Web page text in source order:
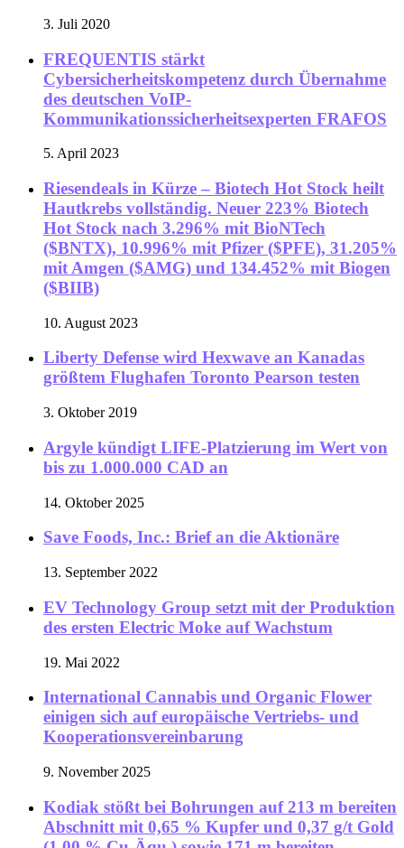
3. Juli 2020
FREQUENTIS stärkt
Cybersicherheitskompetenz durch Übernahme
des deutschen VoIP-
Kommunikationssicherheitsexperten FRAFOS
5. April 2023
Riesendeals in Kürze – Biotech Hot Stock heilt
Hautkrebs vollständig. Neuer 223% Biotech
Hot Stock nach 3.296% mit BioNTech
($BNTX), 10.996% mit Pfizer ($PFE), 31.205%
mit Amgen ($AMG) und 134.452% mit Biogen
($BIIB)
10. August 2023
Liberty Defense wird Hexwave an Kanadas
größtem Flughafen Toronto Pearson testen
3. Oktober 2019
Argyle kündigt LIFE-Platzierung im Wert von
bis zu 1.000.000 CAD an
14. Oktober 2025
Save Foods, Inc.: Brief an die Aktionäre
13. September 2022
EV Technology Group setzt mit der Produktion
des ersten Electric Moke auf Wachstum
19. Mai 2022
International Cannabis und Organic Flower
einigen sich auf europäische Vertriebs- und
Kooperationsvereinbarung
9. November 2025
Kodiak stößt bei Bohrungen auf 213 m bereiten
Abschnitt mit 0,65 % Kupfer und 0,37 g/t Gold